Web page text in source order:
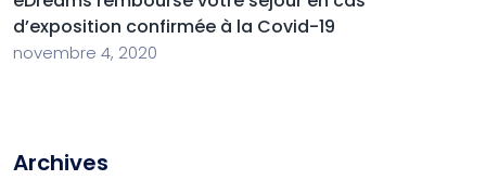
d’exposition confirmée à la Covid-19
novembre 4, 2020
Archives